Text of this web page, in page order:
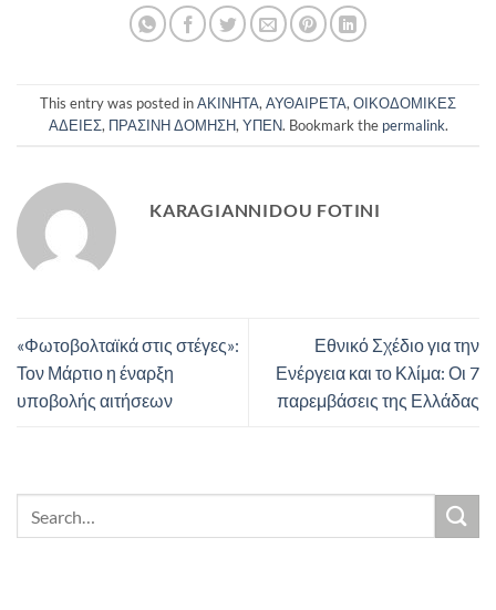
This entry was posted inΑΚΙΝΗΤΑ, ΑΥΘΑΙΡΕΤΑ, ΟΙΚΟΔΟΜΙΚΕΣ
ΑΔΕΙΕΣ, ΠΡΑΣΙΝΗ ΔΟΜΗΣΗ, ΥΠΕΝ. Bookmark the permalink.
KARAGIANNIDOU FOTINI
«Φωτοβολταϊκά στις στέγες»:
Τον Μάρτιο η έναρξη
υποβολής αιτήσεων
Εθνικό Σχέδιο για την
Ενέργεια και το Κλίμα: Οι 7
παρεμβάσεις της Ελλάδας